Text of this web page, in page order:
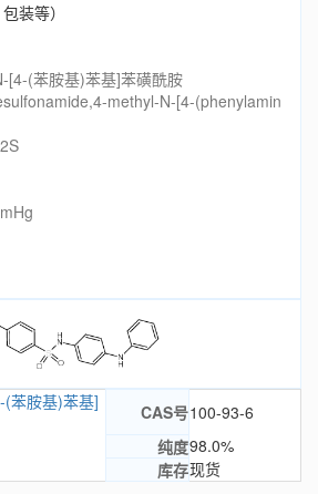
装等）
[4-(苯胺基)苯基]苯磺酰胺
methyl-N-[4-(phenylamin
苯胺基)苯基]
CAS号100-93-6
纯度98.0%
库存现货